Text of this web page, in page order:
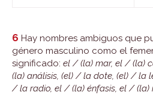
6 Hay nombres ambiguos que
género masculino como el
significado: el / (la) mar, el / (la)
(la) análisis, (el) / la dote, (el) / la
/ la radio, el / (la) énfasis, el / (la)